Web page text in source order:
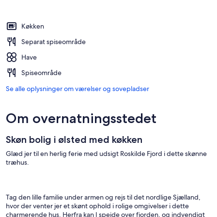
Køkken
Separat spiseområde
Have
Spiseområde
Se alle oplysninger om værelser og sovepladser
Om overnatningsstedet
Skøn bolig i ølsted med køkken
Glæd jer til en herlig ferie med udsigt Roskilde Fjord i dette skønne
træhus.
Tag den lille familie under armen og rejs til det nordlige Sjælland,
hvor der venter jer et skønt ophold i rolige omgivelser i dette
charmerende hus. Herfra kan I spejde over fjorden, og indvendigt